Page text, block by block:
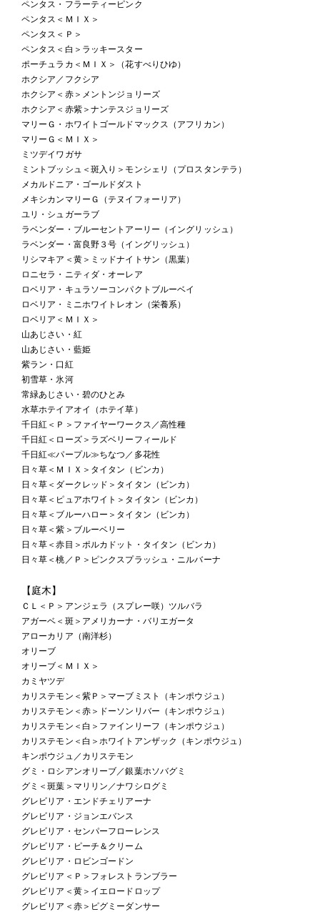
ペンタス・フラーティーピンク
ペンタス＜ＭＩＸ＞
ペンタス＜Ｐ＞
ペンタス＜白＞ラッキースター
ポーチュラカ＜ＭＩＸ＞（花すべりひゆ）
ホクシア／フクシア
ホクシア＜赤＞メントンジョリーズ
ホクシア＜赤紫＞ナンテスジョリーズ
マリーＧ・ホワイトゴールドマックス（アフリカン）
マリーＧ＜ＭＩＸ＞
ミツデイワガサ
ミントブッシュ＜斑入り＞モンシェリ（プロスタンテラ）
メカルドニア・ゴールドダスト
メキシカンマリーＧ（テヌイフォーリア）
ユリ・シュガーラブ
ラベンダー・ブルーセントアーリー（イングリッシュ）
ラベンダー・富良野３号（イングリッシュ）
リシマキア＜黄＞ミッドナイトサン（黒葉）
ロニセラ・ニティダ・オーレア
ロベリア・キュラソーコンパクトブルーベイ
ロベリア・ミニホワイトレオン（栄養系）
ロベリア＜ＭＩＸ＞
山あじさい・紅
山あじさい・藍姫
紫ラン・口紅
初雪草・氷河
常緑あじさい・碧のひとみ
水草ホテイアオイ（ホテイ草）
千日紅＜Ｐ＞ファイヤーワークス／高性種
千日紅＜ローズ＞ラズベリーフィールド
千日紅≪パープル≫ちなつ／多花性
日々草＜ＭＩＸ＞タイタン（ビンカ）
日々草＜ダークレッド＞タイタン（ビンカ）
日々草＜ピュアホワイト＞タイタン（ビンカ）
日々草＜ブルーハロー＞タイタン（ビンカ）
日々草＜紫＞ブルーベリー
日々草＜赤目＞ポルカドット・タイタン（ビンカ）
日々草＜桃／Ｐ＞ピンクスプラッシュ・ニルバーナ
【庭木】
ＣＬ＜Ｐ＞アンジェラ（スプレー咲）ツルバラ
アガーベ＜斑＞アメリカーナ・バリエガータ
アローカリア（南洋杉）
オリーブ
オリーブ＜ＭＩＸ＞
カミヤツデ
カリステモン＜紫Ｐ＞マーブミスト（キンポウジュ）
カリステモン＜赤＞ドーソンリバー（キンポウジュ）
カリステモン＜白＞ファインリーフ（キンポウジュ）
カリステモン＜白＞ホワイトアンザック（キンポウジュ）
キンポウジュ／カリステモン
グミ・ロシアンオリーブ／銀葉ホソバグミ
グミ＜斑葉＞マリリン／ナワシログミ
グレビリア・エンドチェリアーナ
グレビリア・ジョンエバンス
グレビリア・センパーフローレンス
グレビリア・ピーチ＆クリーム
グレビリア・ロビンゴードン
グレビリア＜Ｐ＞フォレストランブラー
グレビリア＜黄＞イエロードロップ
グレビリア＜赤＞ピグミーダンサー